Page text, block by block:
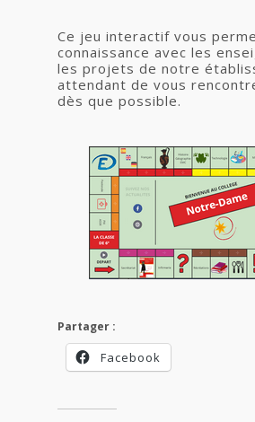
Ce jeu interactif vous
connaissance avec les
les projets de notre
attendant de vous
dès que possible.
Partager :
Facebook